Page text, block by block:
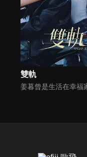
雙軌